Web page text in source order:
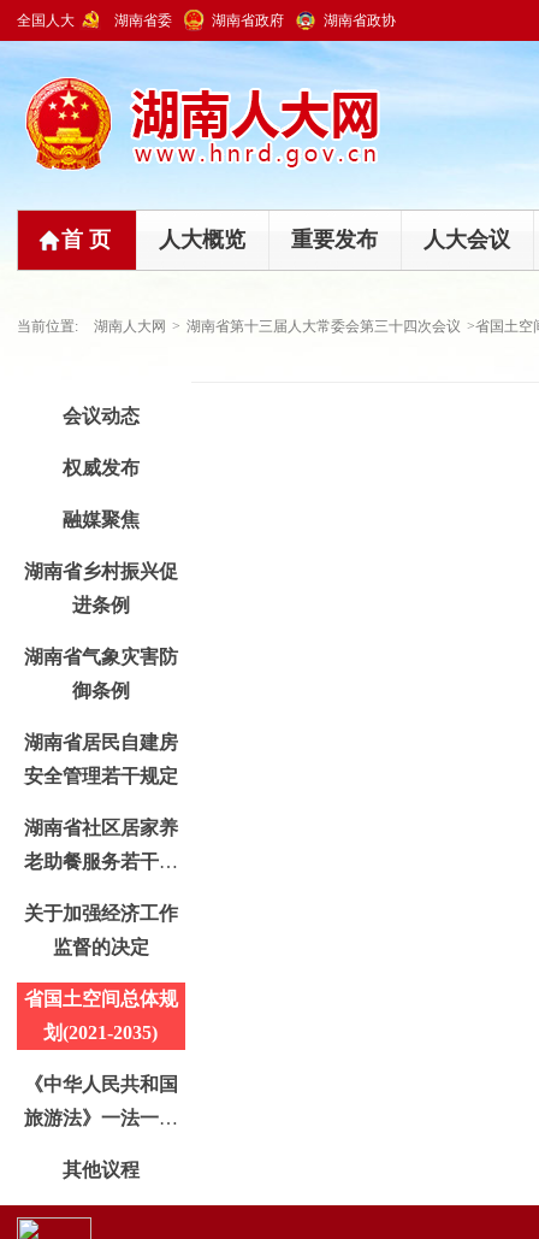
全国人大 湖南省委 湖南省政府 湖南省政协
首 页 人大概览 重要发布 人大会议
当前位置: 湖南人大网 > 湖南省第十三届人大常委会第三十四次会议 >省国土空
会议动态
权威发布
融媒聚焦
湖南省乡村振兴促
进条例
湖南省气象灾害防
御条例
湖南省居民自建房
安全管理若干规定
湖南省社区居家养
老助餐服务若干规
关于加强经济工作
监督的决定
省国土空间总体规
划(2021-2035)
《中华人民共和国
旅游法》一法一办
其他议程